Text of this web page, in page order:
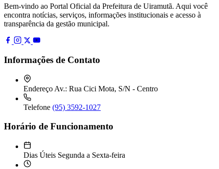
Bem-vindo ao Portal Oficial da Prefeitura de Uiramutã. Aqui você
encontra notícias, serviços, informações institucionais e acesso à
transparência da gestão municipal.
Informações de Contato
Endereço Av.: Rua Cici Mota, S/N - Centro
Telefone (95) 3592-1027
Horário de Funcionamento
Dias Úteis Segunda a Sexta-feira